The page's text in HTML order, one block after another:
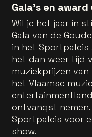
Gala’s en
Wil je het jaar in
Gala van de
in het Sportpaleis
het dan weer tijd
muziekprijzen
het Vlaamse
ontvangst
Sportpaleis voor
show.